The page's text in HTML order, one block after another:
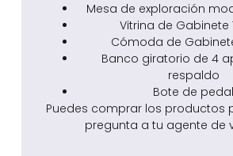
Mesa de exploración
Vitrina de Gabinete
Cómoda de
Banco giratorio de 4
respaldo
Bote de pedal
Puedes comprar los productos
pregunta a tu agente de